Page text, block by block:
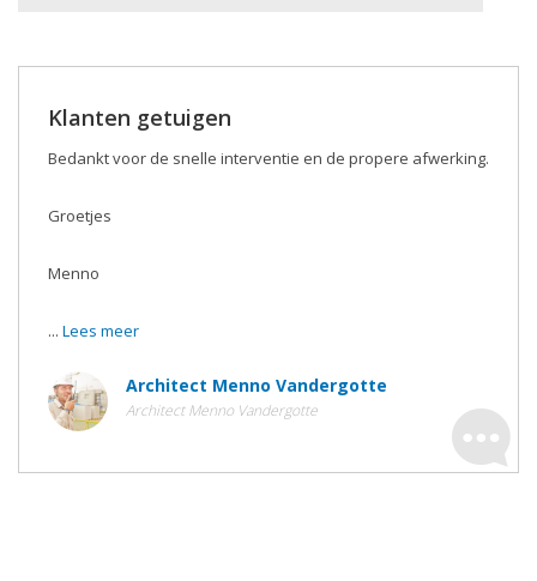
Klanten getuigen
Bedankt voor de snelle interventie en de propere afwerking.
Groetjes
Menno
... Lees meer
Architect Menno Vandergotte
Architect Menno Vandergotte